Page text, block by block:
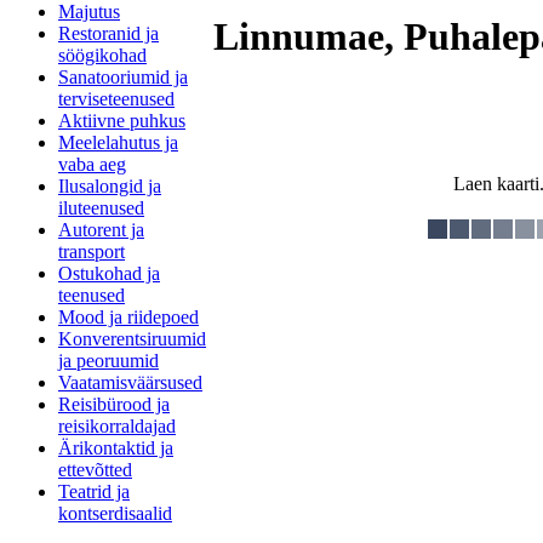
Majutus
Restoranid ja
söögikohad
Sanatooriumid ja
terviseteenused
Aktiivne puhkus
Meelelahutus ja
vaba aeg
Ilusalongid ja
iluteenused
Autorent ja
transport
Ostukohad ja
teenused
Mood ja riidepoed
Konverentsiruumid
ja peoruumid
Vaatamisväärsused
Reisibürood ja
reisikorraldajad
Ärikontaktid ja
ettevõtted
Teatrid ja
kontserdisaalid
Linnumae,
Laen